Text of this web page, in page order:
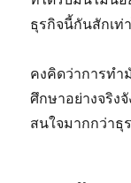
ธุรกิจนี้กันสักเท่
คงคิดว่าการทำ
ศึกษาอย่างจริง
สนใจมากกว่าธุ